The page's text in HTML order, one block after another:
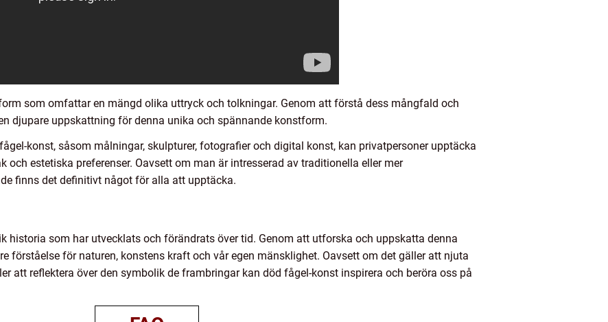
som omfattar en mängd olika uttryck och tolkningar. Genom att förstå dess mångfald och
djupare uppskattning för denna unika och spännande konstform.
konst, såsom målningar, skulpturer, fotografier och digital konst, kan privatpersoner upptäcka
och estetiska preferenser. Oavsett om man är intresserad av traditionella eller mer
finns det definitivt något för alla att upptäcka.
historia som har utvecklats och förändrats över tid. Genom att utforska och uppskatta denna
förståelse för naturen, konstens kraft och vår egen mänsklighet. Oavsett om det gäller att njuta
att reflektera över den symbolik de frambringar kan död fågel-konst inspirera och beröra oss på